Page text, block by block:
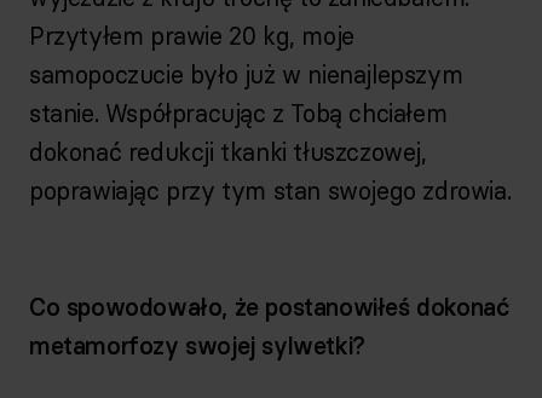
Przytyłem prawie 20 kg, moje
samopoczucie było już w nienajlepszym
stanie. Współpracując z Tobą chciałem
dokonać redukcji tkanki tłuszczowej,
poprawiając przy tym stan swojego zdrowia.
Co spowodowało, że postanowiłeś dokonać
metamorfozy swojej sylwetki?